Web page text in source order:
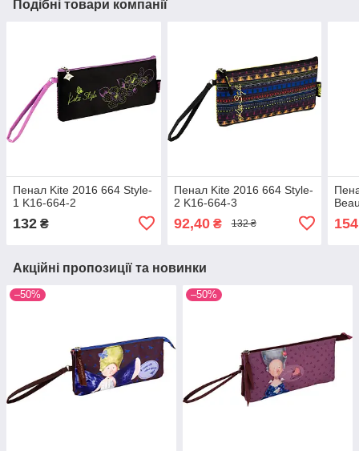
Подібні товари компанії
Пенал Kite 2016 664 Style-
1 K16-664-2
132 ₴
Пенал Kite 2016 664 Style-
2 K16-664-3
92,40₴ 132 ₴ 154
Акційні пропозиції та новинки
–50% –50%